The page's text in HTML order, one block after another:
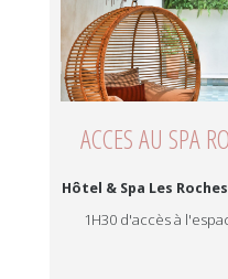
ACCES AU SPA
Hôtel & Spa Les
1H30 d'accès à